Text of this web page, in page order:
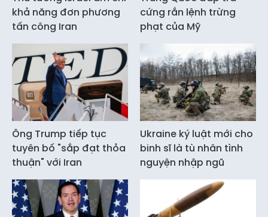
khả năng đơn phương
tấn công Iran
cứng rắn lệnh trừng
phạt của Mỹ
Ông Trump tiếp tục
tuyên bố "sắp đạt thỏa
thuận" với Iran
Ukraine ký luật mới cho
binh sĩ là tù nhân tình
nguyện nhập ngũ